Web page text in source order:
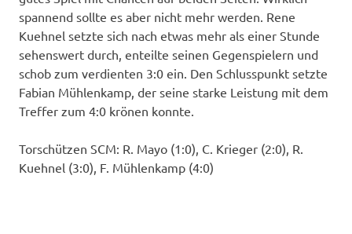
spannend sollte es aber nicht mehr werden. Rene
Kuehnel setzte sich nach etwas mehr als einer Stunde
sehenswert durch, enteilte seinen Gegenspielern und
schob zum verdienten 3:0 ein. Den Schlusspunkt setzte
Fabian Mühlenkamp, der seine starke Leistung mit dem
Treffer zum 4:0 krönen konnte.
Torschützen SCM: R. Mayo (1:0), C. Krieger (2:0), R.
Kuehnel (3:0), F. Mühlenkamp (4:0)